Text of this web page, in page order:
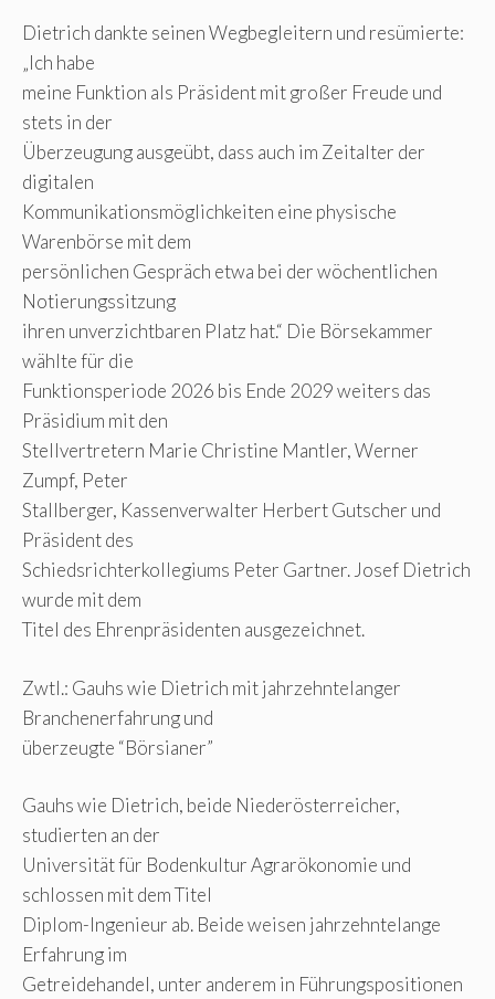
Dietrich dankte seinen Wegbegleitern und resümierte:
„Ich habe
meine Funktion als Präsident mit großer Freude und
stets in der
Überzeugung ausgeübt, dass auch im Zeitalter der
digitalen
Kommunikationsmöglichkeiten eine physische
Warenbörse mit dem
persönlichen Gespräch etwa bei der wöchentlichen
Notierungssitzung
ihren unverzichtbaren Platz hat.“ Die Börsekammer
wählte für die
Funktionsperiode 2026 bis Ende 2029 weiters das
Präsidium mit den
Stellvertretern Marie Christine Mantler, Werner
Zumpf, Peter
Stallberger, Kassenverwalter Herbert Gutscher und
Präsident des
Schiedsrichterkollegiums Peter Gartner. Josef Dietrich
wurde mit dem
Titel des Ehrenpräsidenten ausgezeichnet.
Zwtl.: Gauhs wie Dietrich mit jahrzehntelanger
Branchenerfahrung und
überzeugte “Börsianer”
Gauhs wie Dietrich, beide Niederösterreicher,
studierten an der
Universität für Bodenkultur Agrarökonomie und
schlossen mit dem Titel
Diplom-Ingenieur ab. Beide weisen jahrzehntelange
Erfahrung im
Getreidehandel, unter anderem in Führungspositionen